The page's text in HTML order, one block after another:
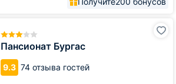
Пансионат Бургас
9.3 74 отзыва гостей